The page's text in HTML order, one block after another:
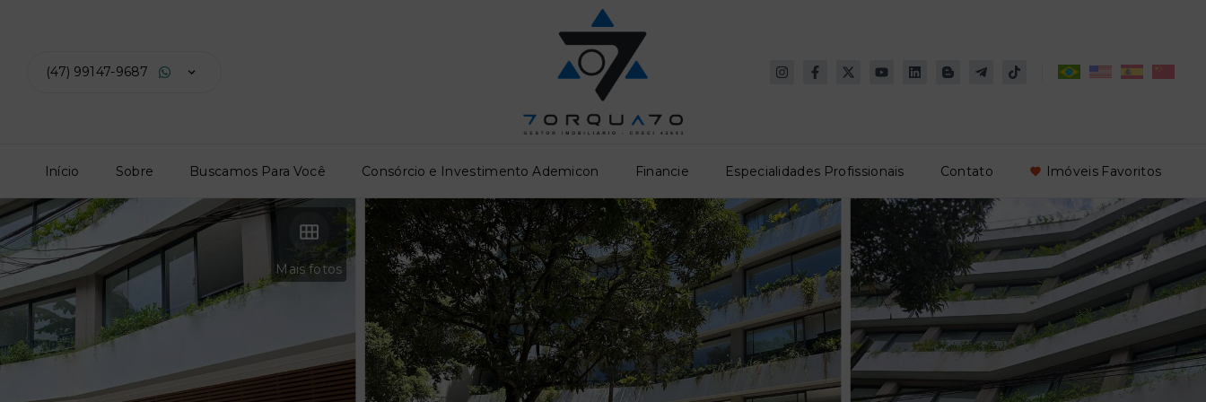
(47) 99147-9687
Início Sobre Buscamos Para Você Consórcio e Investimento Ademicon Financie Especialidades Profissionais Contato Imóveis Favoritos
Mais fotos